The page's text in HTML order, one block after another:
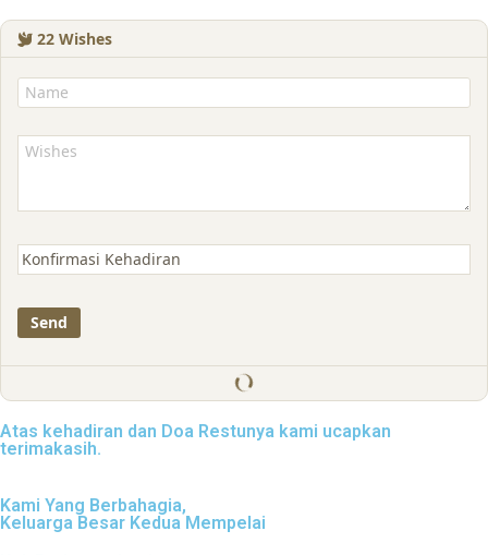
22 Wishes
Atas kehadiran dan Doa Restunya kami ucapkan
terimakasih.
Kami Yang Berbahagia,
Keluarga Besar Kedua Mempelai